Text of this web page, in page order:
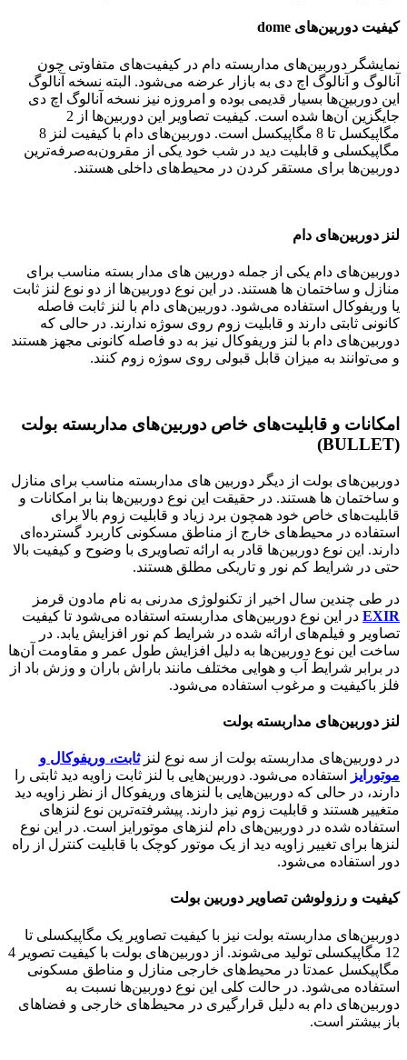
کیفیت دوربین‌های dome
نمایشگر دوربین‌های مداربسته دام در کیفیت‌های متفاوتی چون
آنالوگ و آنالوگ اچ دی به بازار عرضه می‌شود. البته نسخه آنالوگ
این دوربین‌ها بسیار قدیمی بوده و امروزه نیز نسخه آنالوگ اچ دی
جایگزین آن‌ها شده است. کیفیت تصاویر این دوربین‌ها از 2
مگاپیکسل تا 8 مگاپیکسل است. دوربین‌های دام با کیفیت لنز 8
مگاپیکسلی و قابلیت دید در شب خود یکی از مقرون‌به‌صرفه‌ترین
دوربین‌ها برای مستقر کردن در محیط‌های داخلی هستند.
لنز دوربین‌های دام
دوربین‌های دام یکی از جمله دوربین‌ های مدار بسته مناسب برای
منازل و ساختمان ها هستند. در این نوع دوربین‌ها از دو نوع لنز ثابت
یا وریفوکال استفاده می‌شود. دوربین‌های دام با لنز ثابت فاصله
کانونی ثابتی دارند و قابلیت زوم روی سوژه ندارند. در حالی که
دوربین‌های دام با لنز وریفوکال نیز به دو فاصله کانونی مجهز هستند
و می‌توانند به میزان قابل قبولی روی سوژه زوم کنند.
امکانات و قابلیت‌های خاص دوربین‌های مداربسته بولت
(BULLET)
دوربین‌های بولت از دیگر دوربین‌ های مداربسته مناسب برای منازل
و ساختمان ها هستند. در حقیقت این نوع دوربین‌ها بنا بر امکانات و
قابلیت‌های خاص خود همچون برد زیاد و قابلیت زوم بالا برای
استفاده در محیط‌های خارج از مناطق مسکونی کاربرد گسترده‌ای
دارند. این نوع دوربین‌‌ها قادر به ارائه تصاویری با وضوح و کیفیت بالا
حتی در شرایط کم نور و تاریکی مطلق هستند.
در طی چندین سال اخیر از تکنولوژی مدرنی به نام مادون قرمز
EXIR در این نوع دوربین‌های مداربسته استفاده می‌شود تا کیفیت
تصاویر و فیلم‌های ارائه شده در شرایط کم نور افزایش یابد. در
ساخت این نوع دوربین‌ها به دلیل افزایش طول عمر و مقاومت آن‌ها
در برابر شرایط آب و هوایی مختلف مانند باراش باران و وزش باد از
فلز باکیفیت و مرغوب استفاده می‌شود.
لنز دوربین‌های مداربسته بولت
در دوربین‌های مداربسته بولت از سه نوع لنزثابت، وریفوکال و
موتورایز
استفاده می‌شود. دوربین‌هایی با لنز ثابت زاویه دید ثابتی را
دارند، در حالی که دوربین‌هایی با لنزهای وریفوکال از نظر زاویه دید
متغییر هستند و قابلیت زوم نیز دارند. پیشرفته‌ترین نوع لنزهای
استفاده شده در دوربین‌های دام لنزهای موتورایز است. در این نوع
لنزها برای تغییر زاویه دید از یک موتور کوچک با قابلیت کنترل از راه
دور استفاده می‌شود.
کیفیت و رزولوشن تصاویر دوربین بولت
دوربین‌های مداربسته بولت نیز با کیفیت تصاویر یک مگاپیکسلی تا
12 مگاپیکسلی تولید می‌شوند. از دوربین‌های بولت با کیفیت تصویر 4
مگاپیکسل عمدتا در محیط‌های خارجی منازل و مناطق مسکونی
استفاده می‌شود. در حالت کلی این نوع دوربین‌ها نسبت به
دوربین‌های دام به دلیل قرارگیری در محیط‌های خارجی و فضاهای
باز بیشتر است.